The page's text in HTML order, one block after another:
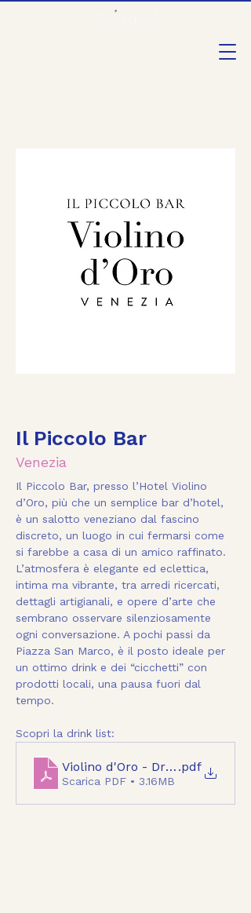
Il Piccolo Bar
Venezia
Il Piccolo Bar, presso l’Hotel Violino
d’Oro, più che un semplice bar d’hotel,
è un salotto veneziano dal fascino
discreto, un luogo in cui fermarsi come
si farebbe a casa di un amico raffinato.
L’atmosfera è elegante ed eclettica,
intima ma vibrante, tra arredi ricercati,
dettagli artigianali, e opere d’arte che
sembrano osservare silenziosamente
ogni conversazione. A pochi passi da
Piazza San Marco, è il posto ideale per
un ottimo drink e dei “cicchetti” con
prodotti locali, una pausa fuori dal
tempo.
Scopri la drink list:
Violino d'Oro - Drink List -
.pdf
Scarica PDF • 3.16MB